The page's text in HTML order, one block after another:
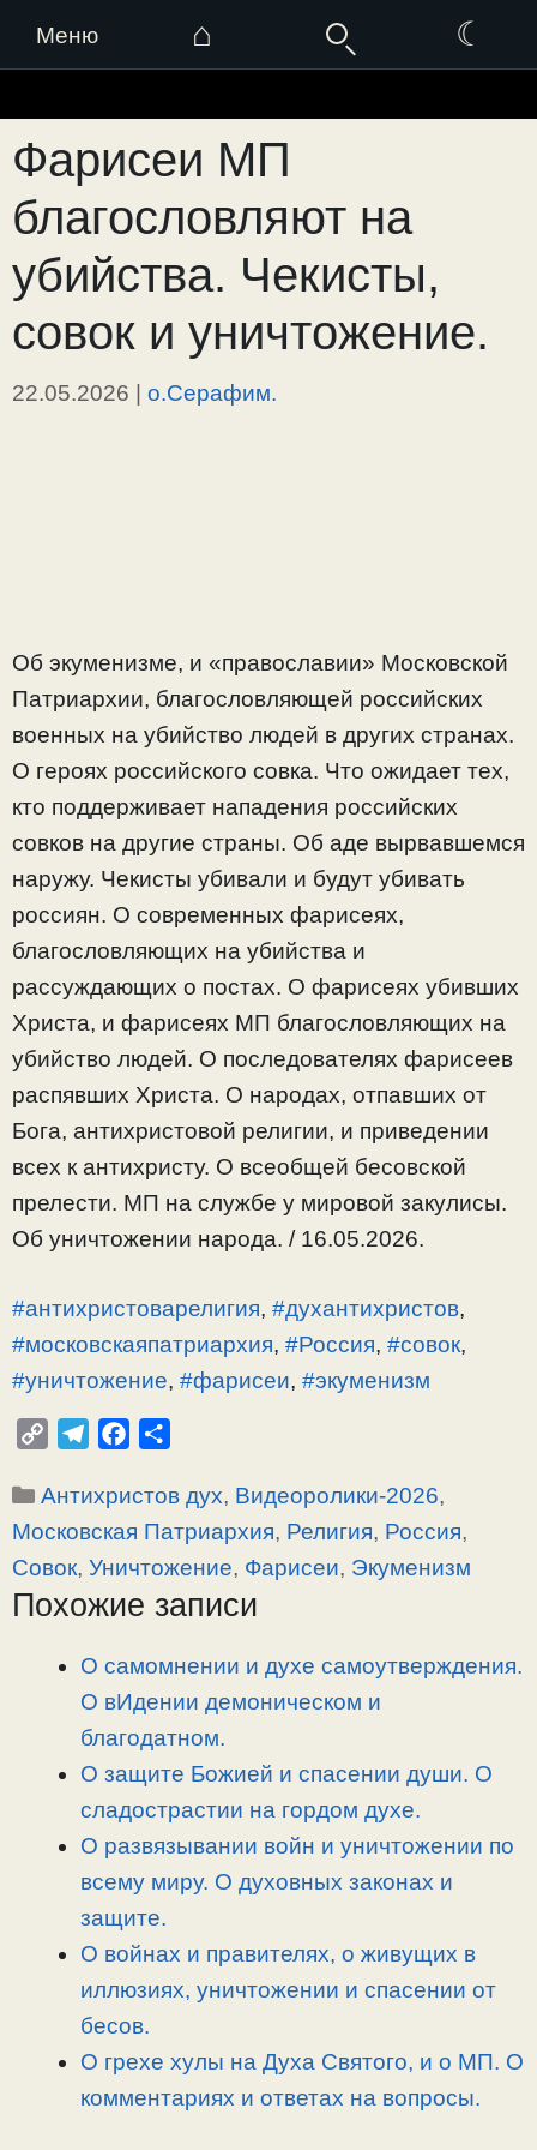
Меню ⌂ ☾
к
содержимому
Фарисеи МП
благословляют на
убийства. Чекисты,
совок и уничтожение.
22.05.2026 | о.Серафим.
Об экуменизме, и «православии» Московской
Патриархии, благословляющей российских
военных на убийство людей в других странах.
О героях российского совка. Что ожидает тех,
кто поддерживает нападения российских
совков на другие страны. Об аде вырвавшемся
наружу. Чекисты убивали и будут убивать
россиян. О современных фарисеях,
благословляющих на убийства и
рассуждающих о постах. О фарисеях убивших
Христа, и фарисеях МП благословляющих на
убийство людей. О последователях фарисеев
распявших Христа. О народах, отпавших от
Бога, антихристовой религии, и приведении
всех к антихристу. О всеобщей бесовской
прелести. МП на службе у мировой закулисы.
Об уничтожении народа. / 16.05.2026.
#антихристоварелигия, #духантихристов,
#московскаяпатриархия, #Россия, #совок,
#уничтожение, #фарисеи, #экуменизм
p
y
n
l
e
g
a
c
e
o
п
р
и
Рубрики
Антихристов дух, Видеоролики-2026,
Московская Патриархия, Религия, Россия,
Совок, Уничтожение, Фарисеи, Экуменизм
Похожие записи
О самомнении и духе самоутверждения.
О вИдении демоническом и
благодатном.
О защите Божией и спасении души. О
сладострастии на гордом духе.
О развязывании войн и уничтожении по
всему миру. О духовных законах и
защите.
О войнах и правителях, о живущих в
иллюзиях, уничтожении и спасении от
бесов.
О грехе хулы на Духа Святого, и о МП. О
комментариях и ответах на вопросы.